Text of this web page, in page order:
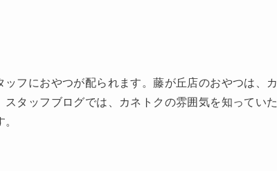
フにおやつが配られます。藤が丘店のおやつは、カ
タッフブログでは、カネトクの雰囲気を知っていた